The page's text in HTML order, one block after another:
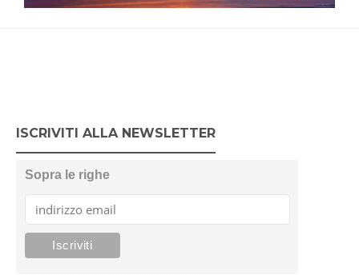
ISCRIVITI ALLA NEWSLETTER
Sopra le righe